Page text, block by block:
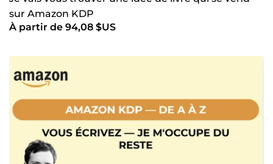
sur Amazon KDP
À partir de 94,08 $US